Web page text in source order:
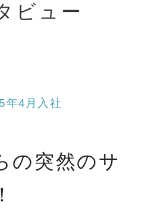
ビュー
年4月入社
の突然のサ